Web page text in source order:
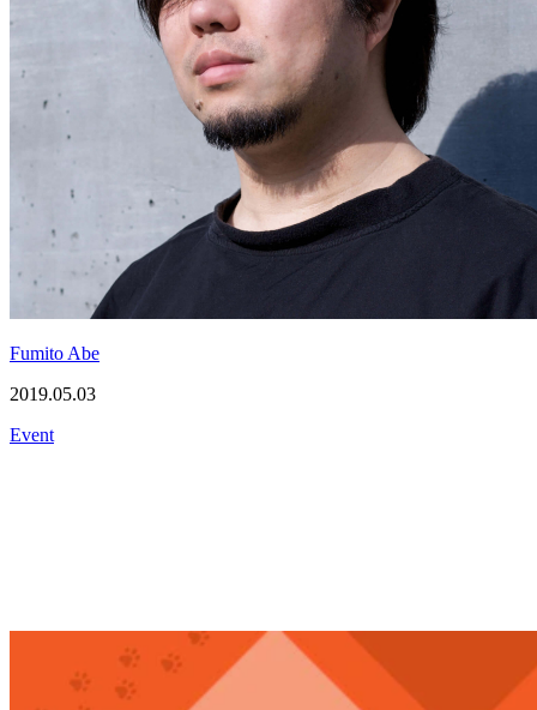
Fumito Abe
2019.05.03
Event